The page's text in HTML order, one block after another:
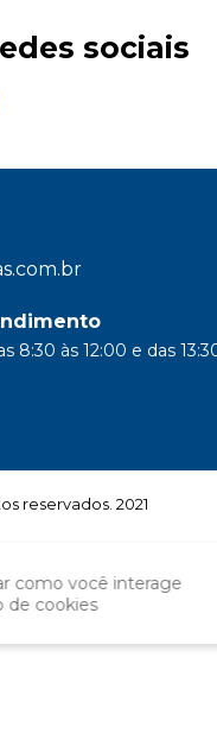
como você interage
de cookies
sociais
8:30 às 12:00 e das
reservados. 2021